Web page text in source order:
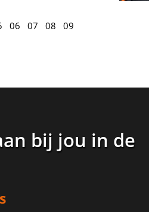
06 07 08 09
bij jou in de